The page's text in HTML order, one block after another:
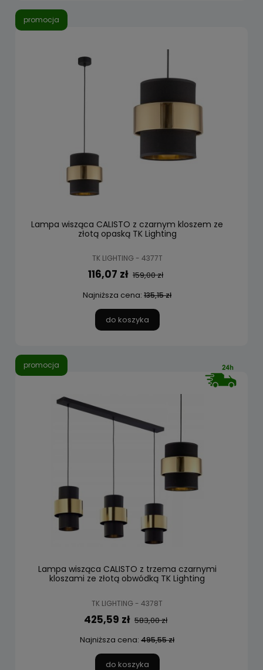
Lampa wisząca CALISTO z czarnym kloszem ze
złotą opaską TK Lighting
TK LIGHTING - 4377T
116,07 zł 159,00 zł
Najniższa cena: 135,15 zł
do koszyka
promocja
Lampa wisząca CALISTO z trzema czarnymi
kloszami ze złotą obwódką TK Lighting
TK LIGHTING - 4378T
425,59 zł 583,00 zł
Najniższa cena: 495,55 zł
do koszyka
promocja